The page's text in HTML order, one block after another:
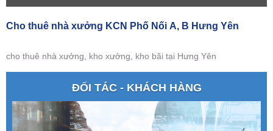
Cho thuê nhà xưởng KCN Phố Nối A, B Hưng Yên
cho thuê nhà xưởng, kho xưởng, kho bãi tại Hưng Yên
ĐỐI TÁC - KHÁCH HÀNG